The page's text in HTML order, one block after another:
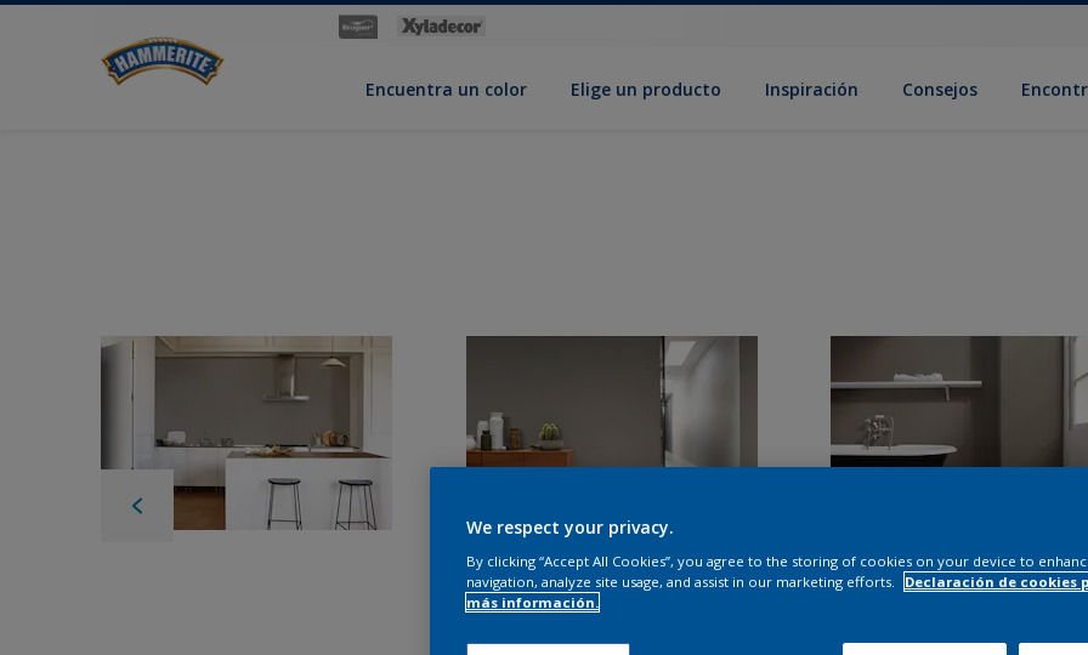
Encuentra un color Elige un producto Inspiración Consejos
We respect your privacy.
By clicking “Accept All Cookies”, you agree to the storing of cookies on your device to
navigation, analyze site usage, and assist in our marketing efforts.
Declaración de cookies
más información.